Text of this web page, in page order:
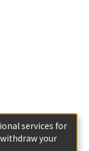
services for
withdraw your